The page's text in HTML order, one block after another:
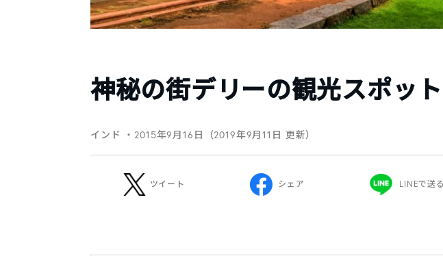
神秘の街デリーの観光スポッ
インド ・2015年9月16日（2019年9月11日 更新）
ツイート シェア LINEで送る